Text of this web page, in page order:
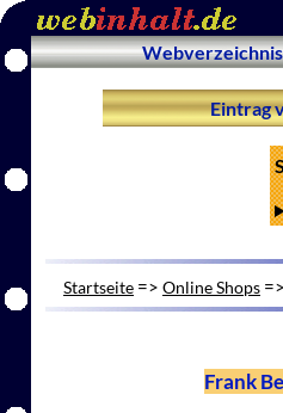
Webverzeichnis
Eintrag
Startseite => Online Shops =>
Frank